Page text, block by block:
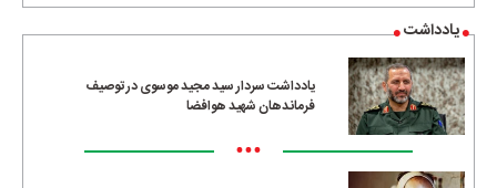
یادداشت
یادداشت سردار سید مجید موسوی در توصیف
فرماندهان شهید هوافضا
•••